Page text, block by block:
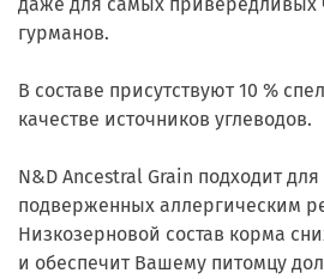
даже для самых привередливых
гурманов.
В составе присутствуют 10 %
качестве источников углеводов.
N&D Ancestral Grain подходит
подверженных аллергическим
Низкозерновой состав корма
и обеспечит Вашему питомцу